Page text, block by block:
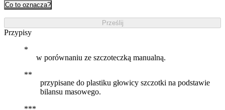
Co to oznacza?
Prześlij
Przypisy
w porównaniu ze szczoteczką manualną.
przypisane do plastiku głowicy szczotki na podstawie
bilansu masowego.